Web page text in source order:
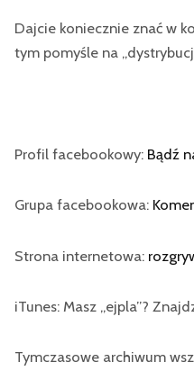
Dajcie koniecznie znać w
tym pomyśle na
Profil facebookowy: Bądź
Grupa facebookowa:
Strona internetowa:
iTunes: Masz „ejpla”?
Tymczasowe archiwum